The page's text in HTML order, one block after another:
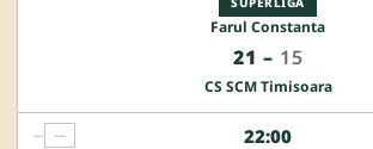
Farul Constanta
21 – 15
CS SCM Timisoara
22:00
— —